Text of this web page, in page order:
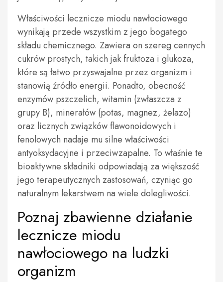
Właściwości lecznicze miodu nawłociowego
wynikają przede wszystkim z jego bogatego
składu chemicznego. Zawiera on szereg cennych
cukrów prostych, takich jak fruktoza i glukoza,
które są łatwo przyswajalne przez organizm i
stanowią źródło energii. Ponadto, obecność
enzymów pszczelich, witamin (zwłaszcza z
grupy B), minerałów (potas, magnez, żelazo)
oraz licznych związków flawonoidowych i
fenolowych nadaje mu silne właściwości
antyoksydacyjne i przeciwzapalne. To właśnie te
bioaktywne składniki odpowiadają za większość
jego terapeutycznych zastosowań, czyniąc go
naturalnym lekarstwem na wiele dolegliwości.
Poznaj zbawienne działanie
lecznicze miodu
nawłociowego na ludzki
organizm